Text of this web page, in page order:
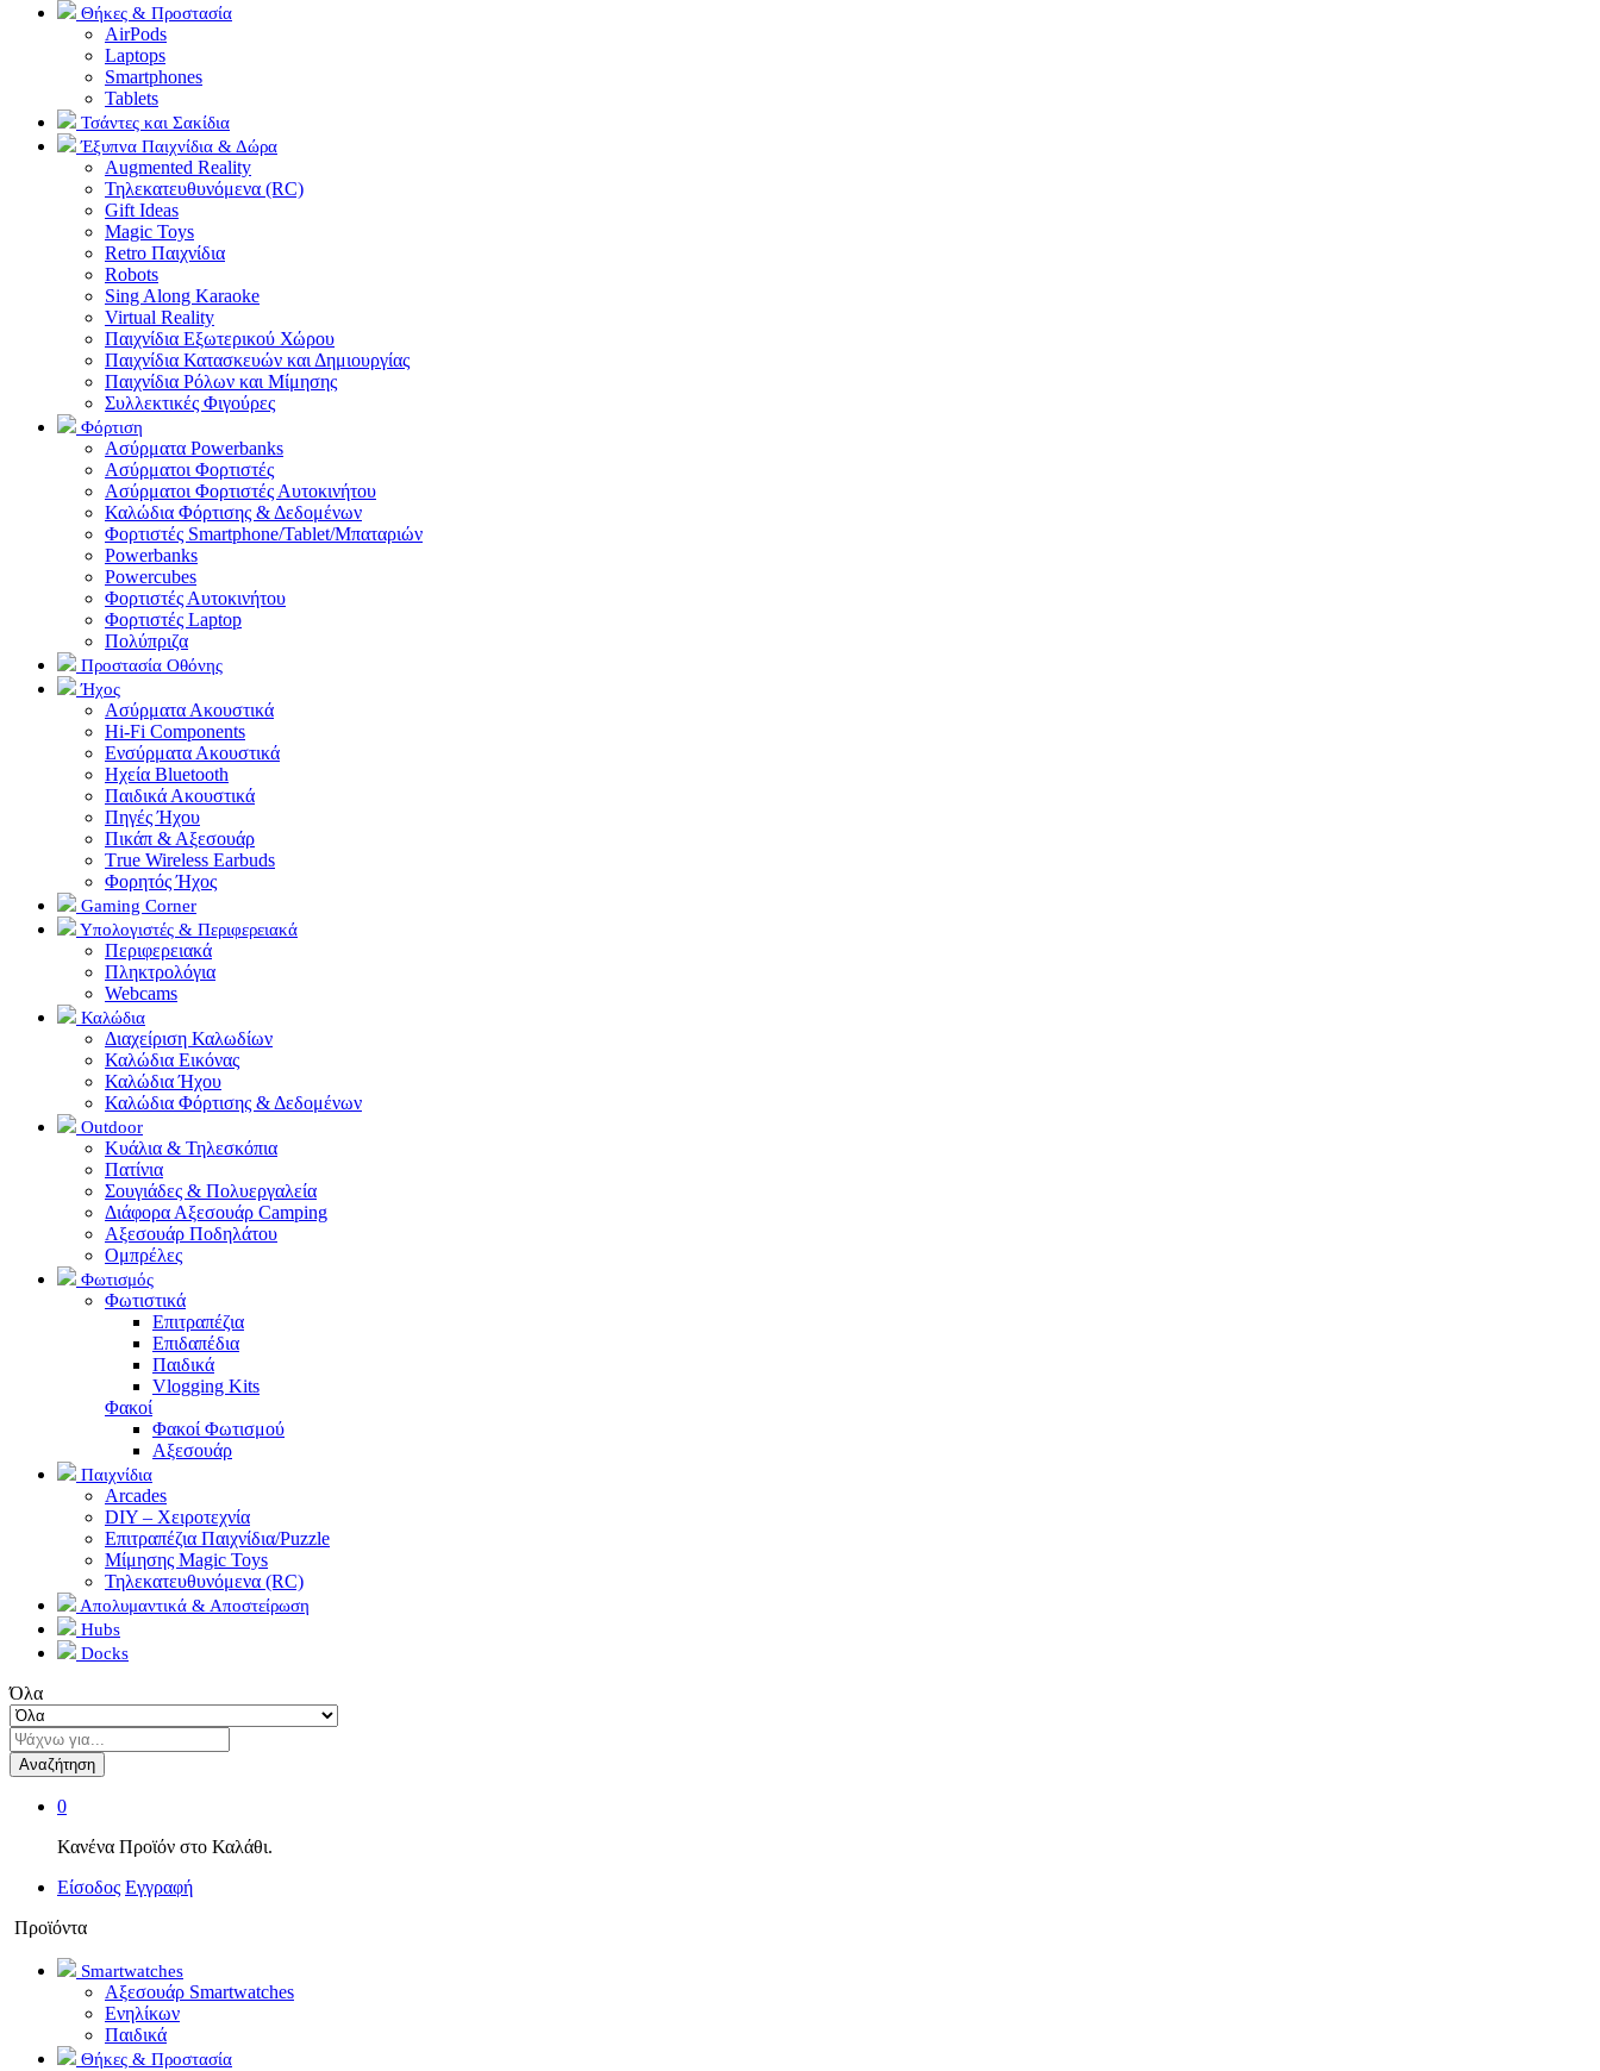
Θήκες & Προστασία
AirPods
Laptops
Smartphones
Tablets
Τσάντες και Σακίδια
Έξυπνα Παιχνίδια & Δώρα
Augmented Reality
Τηλεκατευθυνόμενα (RC)
Gift Ideas
Magic Toys
Retro Παιχνίδια
Robots
Sing Along Karaoke
Virtual Reality
Παιχνίδια Εξωτερικού Χώρου
Παιχνίδια Κατασκευών και Δημιουργίας
Παιχνίδια Ρόλων και Μίμησης
Συλλεκτικές Φιγούρες
Φόρτιση
Ασύρματα Powerbanks
Aσύρματοι Φορτιστές
Ασύρματοι Φορτιστές Αυτοκινήτου
Καλώδια Φόρτισης & Δεδομένων
Φορτιστές Smartphone/Tablet/Μπαταριών
Powerbanks
Powercubes
Φορτιστές Αυτοκινήτου
Φορτιστές Laptop
Πολύπριζα
Προστασία Οθόνης
Ήχος
Ασύρματα Ακουστικά
Hi-Fi Components
Ενσύρματα Ακουστικά
Ηχεία Bluetooth
Παιδικά Ακουστικά
Πηγές Ήχου
Πικάπ & Αξεσουάρ
Τrue Wireless Earbuds
Φορητός Ήχος
Gaming Corner
Υπολογιστές & Περιφερειακά
Περιφερειακά
Πληκτρολόγια
Webcams
Καλώδια
Διαχείριση Καλωδίων
Καλώδια Εικόνας
Καλώδια Ήχου
Καλώδια Φόρτισης & Δεδομένων
Outdoor
Κυάλια & Τηλεσκόπια
Πατίνια
Σουγιάδες & Πολυεργαλεία
Διάφορα Αξεσουάρ Camping
Αξεσουάρ Ποδηλάτου
Ομπρέλες
Φωτισμός
Φωτιστικά
Επιτραπέζια
Επιδαπέδια
Παιδικά
Vlogging Kits
Φακοί
Φακοί Φωτισμού
Αξεσουάρ
Παιχνίδια
Arcades
DIY – Χειροτεχνία
Επιτραπέζια Παιχνίδια/Puzzle
Μίμησης Magic Toys
Τηλεκατευθυνόμενα (RC)
Απολυμαντικά & Αποστείρωση
Hubs
Docks
Όλα
Αναζήτηση
0
Κανένα Προϊόν στο Καλάθι.
Είσοδος Εγγραφή
Προϊόντα
Smartwatches
Αξεσουάρ Smartwatches
Ενηλίκων
Παιδικά
Θήκες & Προστασία